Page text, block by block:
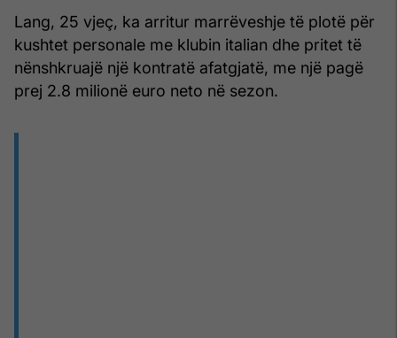
Lang, 25 vjeç, ka arritur marrëveshje të plotë për
kushtet personale me klubin italian dhe pritet të
nënshkruajë një kontratë afatgjatë, me një pagë
prej 2.8 milionë euro neto në sezon.